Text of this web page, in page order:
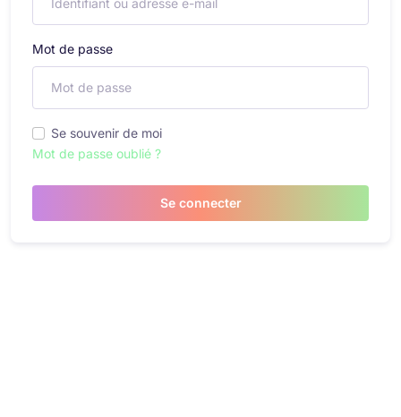
Mot de passe
Se souvenir de moi
Mot de passe oublié ?
Se connecter